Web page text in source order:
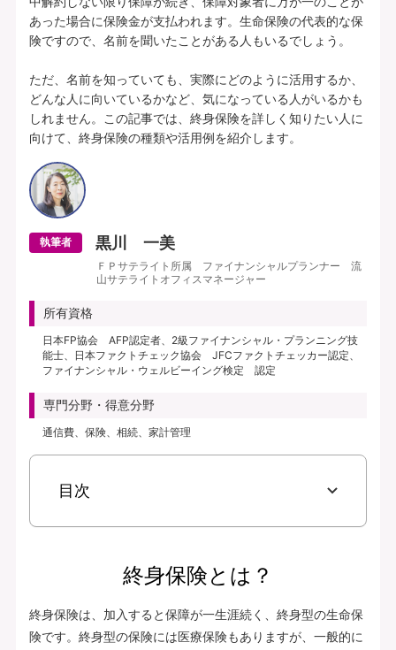
あった場合に保険金が支払われます。生命保険の代表的な保
険ですので、名前を聞いたことがある人もいるでしょう。
ただ、名前を知っていても、実際にどのように活用するか、
どんな人に向いているかなど、気になっている人がいるかも
しれません。この記事では、終身保険を詳しく知りたい人に
執筆者 黒川 一美
ＦＰサテライト所属 ファイナンシャルプランナー 流
山サテライトオフィスマネージャー
所有資格
日本FP協会 AFP認定者、2級ファイナンシャル・プランニング技
能士、日本ファクトチェック協会 JFCファクトチェッカー認定、
ファイナンシャル・ウェルビーイング検定 認定
専門分野・得意分野
通信費、保険、相続、家計管理
目次
終身保険とは？
終身保険は、加入すると保障が一生涯続く、終身型の生命保
険です。終身型の保険には医療保険もありますが、一般的に